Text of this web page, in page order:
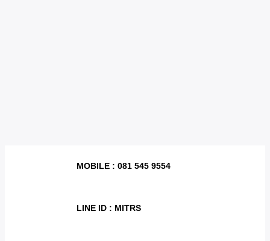
MOBILE :081 545 9554
LINE ID : MITRS